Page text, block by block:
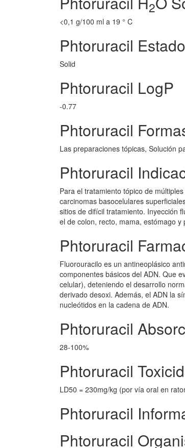
2
<0,1 g/100 ml a 19 ° C
Phtoruracil Estado
Solid
Phtoruracil LogP
-0.77
Phtoruracil
Las preparaciones tópicas, Solución
Phtoruracil
Para el tratamiento tópico de
carcinomas basocelulares
sitios de difícil tratamiento. Inyección
el de colon, recto, mama, estómago y
Phtoruracil
Fluorouracilo es un antineoplásico
componentes básicos del ADN. Que
celular), deteniendo el desarrollo
derivado desoxi. Además, el ADN la
nucleótidos en la cadena de ADN.
Phtoruracil
28-100%
Phtoruracil
LD50 = 230mg/kg (por vía oral en
Phtoruracil
Phtoruracil